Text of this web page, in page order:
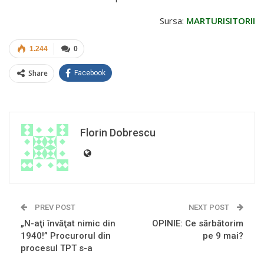
Sursa: MARTURISITORII
0
1.244
Share Facebook
Florin Dobrescu
PREV POST
„N-aţi învăţat nimic din
1940!” Procurorul din
procesul TPT s-a
NEXT POST
OPINIE: Ce sărbătorim
pe 9 mai?